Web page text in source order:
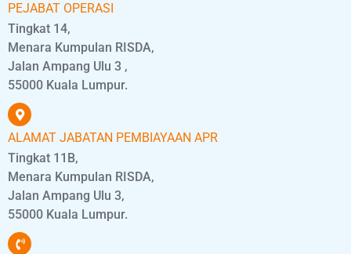
PEJABAT OPERASI
Tingkat 14,
Menara Kumpulan RISDA,
Jalan Ampang Ulu 3 ,
55000 Kuala Lumpur.
ALAMAT JABATAN PEMBIAYAAN APR
Tingkat 11B,
Menara Kumpulan RISDA,
Jalan Ampang Ulu 3,
55000 Kuala Lumpur.